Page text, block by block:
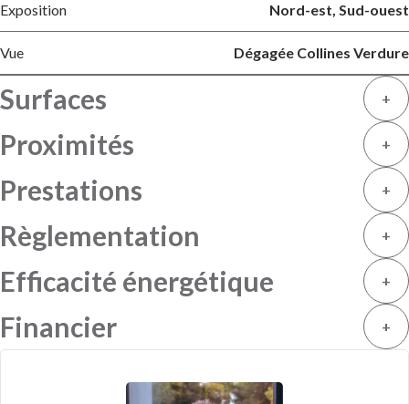
Exposition Nord-est, Sud-ouest
Vue Dégagée Collines Verdure
Surfaces +
Proximités +
Prestations +
Règlementation +
Efficacité énergétique +
Financier +